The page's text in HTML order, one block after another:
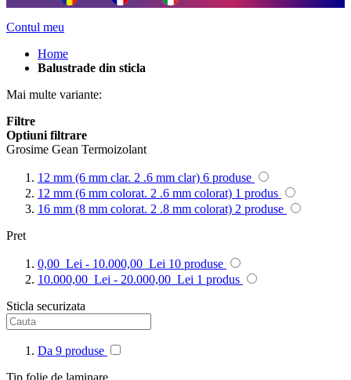
Contul meu
Home
Balustrade din sticla
Mai multe variante:
Filtre
Optiuni filtrare
Grosime Gean Termoizolant
12 mm (6 mm clar. 2 .6 mm clar) 6 produse
12 mm (6 mm colorat. 2 .6 mm colorat) 1 produs
16 mm (8 mm colorat. 2 .8 mm colorat) 2 produse
Pret
0,00 Lei - 10.000,00 Lei 10 produse
10.000,00 Lei - 20.000,00 Lei 1 produs
Sticla securizata
Da 9 produse
Tip folie de laminare